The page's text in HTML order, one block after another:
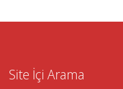
Site İçi Arama